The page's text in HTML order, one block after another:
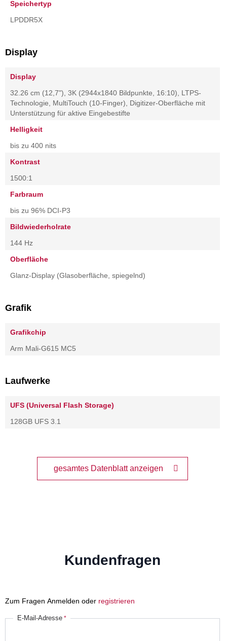
Speichertyp
LPDDR5X
Display
Display
32.26 cm (12,7"), 3K (2944x1840 Bildpunkte, 16:10), LTPS-
Technologie, MultiTouch (10-Finger), Digitizer-Oberfläche mit
Unterstützung für aktive Eingebestifte
Helligkeit
bis zu 400 nits
Kontrast
1500:1
Farbraum
bis zu 96% DCI-P3
Bildwiederholrate
144 Hz
Oberfläche
Glanz-Display (Glasoberfläche, spiegelnd)
Grafik
Grafikchip
Arm Mali-G615 MC5
Laufwerke
UFS (Universal Flash Storage)
128GB UFS 3.1
gesamtes Datenblatt anzeigen
Kundenfragen
Zum Fragen Anmelden oder registrieren
E-Mail-Adresse